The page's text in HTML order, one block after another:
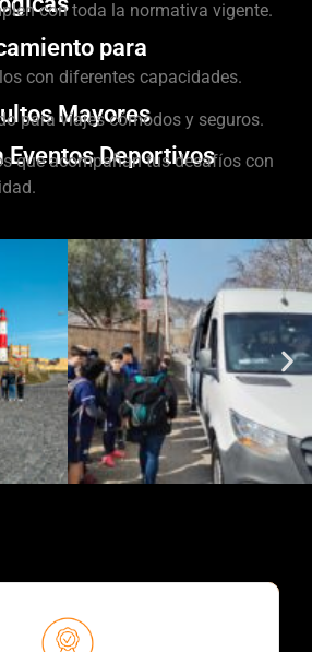
con toda la normativa vigente.
para
con diferentes capacidades.
Mayores
para viajes cómodos y seguros.
Eventos Deportivos
que acompañan tus desafíos con